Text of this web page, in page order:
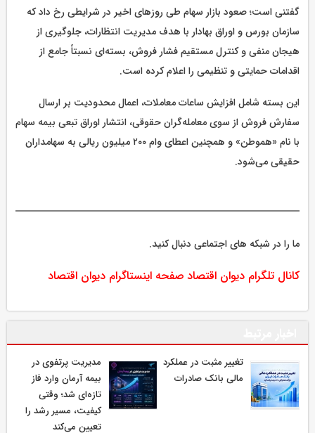
گفتنی است؛ صعود بازار سهام طی روزهای اخیر در شرایطی رخ داد که
سازمان بورس و اوراق بهادار با هدف مدیریت انتظارات، جلوگیری از
هیجان منفی و کنترل مستقیم فشار فروش، بسته‌ای نسبتاً جامع از
اقدامات حمایتی و تنظیمی را اعلام کرده است.
این بسته شامل افزایش ساعات معاملات، اعمال محدودیت بر ارسال
سفارش فروش از سوی معامله‌گران حقوقی، انتشار اوراق تبعی بیمه سهام
با نام «هموطن» و همچنین اعطای وام ۲۰۰ میلیون ریالی به سهامداران
حقیقی می‌شود.
ما را در شبکه های اجتماعی دنبال کنید.
کانال تلگرام دیوان اقتصاد صفحه اینستاگرام دیوان اقتصاد
تغییر مثبت در عملکرد
مالی بانک صادرات
مدیریت پرتفوی در
بیمه آرمان وارد فاز
تازه‌ای شد؛ وقتی
کیفیت، مسیر رشد را
تعیین می‌کند